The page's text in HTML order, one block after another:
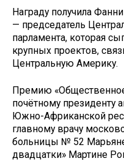
Награду получила
— председатель
парламента, которая
крупных проектов,
Центральную Америку.
Премию
почётному президенту
Южно-Африканской
главному врачу
больницы № 52
двадцатки» Мартине